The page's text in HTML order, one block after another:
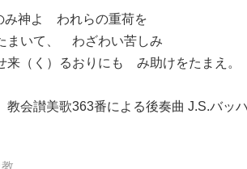
み神よ われらの重荷を
まいて、 わざわい苦しみ
来（く）るおりにも み助けをたまえ
讃美歌363番による後奏曲 J.S.バッハ